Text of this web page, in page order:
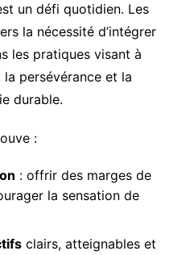
un défi quotidien. Les
la nécessité d’intégrer
les pratiques visant à
la persévérance et la
durable.
:
: offrir des marges de
la sensation de
clairs, atteignables et